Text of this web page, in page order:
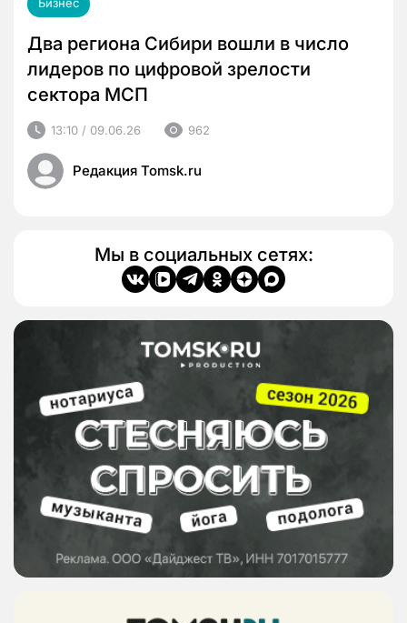
Два региона Сибири вошли в число
лидеров по цифровой зрелости
сектора МСП
13:10 / 09.06.26 962
Редакция Tomsk.ru
Мы в социальных сетях: